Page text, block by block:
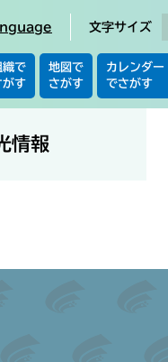
文字サイズ
織で
がす
地図で
さがす
カレンダー
でさがす
情報